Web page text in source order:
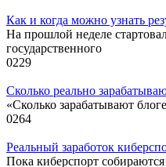
Как и когда можно узнать
На прошлой неделе
государственного
0229
Сколько реально
«Сколько зарабатывают
0264
Реальный заработок
Пока киберспорт